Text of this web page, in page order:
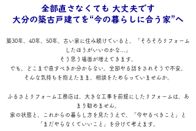
全部直さなくても 大丈夫です
大分の築古戸建てを“今の暮らしに合う家”へ
築30年、40年、50年。古い家に住み続けていると、「そろそろリフォーム
したほうがいいのかな…」
そう思う場面が増えてきます。
でも、どこまで直すべきか分からない。全部やる話をされそうで不安。
そんな気持ちを抱えたまま、相談をためらっていませんか。
ふるさとリフォーム工務店は、大きな工事を前提にしたリフォームは、あ
まり勧めません。
家の状態と、これからの暮らし方を見たうえで、「今やるべきこと」と
「まだやらなくていいこと」を分けて考えます。